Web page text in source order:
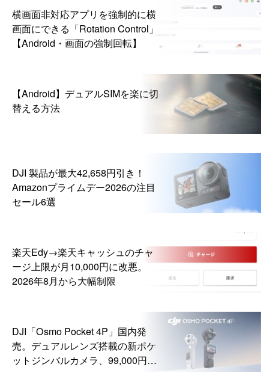
横画面非対応アプリを強制的に横
画面にできる「Rotation Control」
【Android・画面の強制回転】
【Android】デュアルSIMを楽に切
替える方法
DJI 製品が最大42,658円引き！
Amazonプライムデー2026の注目
セール6選
楽天Edy→楽天キャッシュのチャ
ージ上限が月10,000円に改悪。
2026年8月から大幅制限
DJI「Osmo Pocket 4P」国内発
売。デュアルレンズ搭載の新ポケ
ットジンバルカメラ、99,000円か